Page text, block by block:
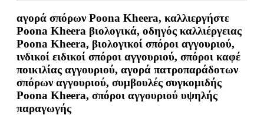
αγορά σπόρων Poona Kheera, καλλιεργήστε
Poona Kheera βιολογικά, οδηγός καλλιέργειας
Poona Kheera, βιολογικοί σπόροι αγγουριού,
ινδικοί ειδικοί σπόροι αγγουριού, σπόροι καφέ
ποικιλίας αγγουριού, αγορά πατροπαράδοτων
σπόρων αγγουριού, συμβουλές συγκομιδής
Poona Kheera, σπόροι αγγουριού υψηλής
παραγωγής